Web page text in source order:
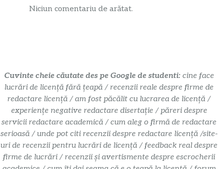
Niciun comentariu de arătat.
Cuvinte cheie căutate des pe Google de studenti: cine face
lucrări de licență fără țeapă / recenzii reale despre firme de
redactare licență / am fost păcălit cu lucrarea de licență /
experiențe negative redactare disertație / păreri despre
servicii redactare academică / cum aleg o firmă de redactare
serioasă / unde pot citi recenzii despre redactare licență /site-
uri de recenzii pentru lucrări de licență / feedback real despre
firme de lucrări / recenzii și avertismente despre escrocherii